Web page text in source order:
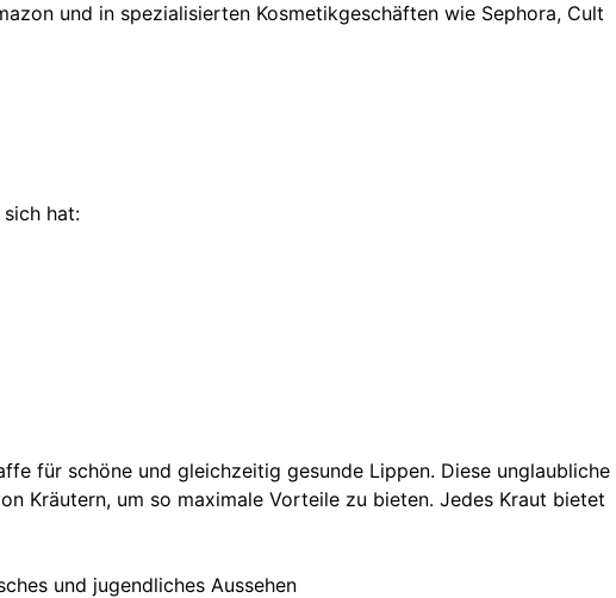
und in spezialisierten Kosmetikgeschäften wie Sephora, Cult
hat:
für schöne und gleichzeitig gesunde Lippen. Diese unglaubliche
Kräutern, um so maximale Vorteile zu bieten. Jedes Kraut bietet
und jugendliches Aussehen